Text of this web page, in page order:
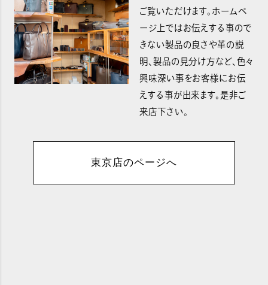
ご覧いただけます。ホームペ
ージ上ではお伝えする事ので
きない製品の良さや革の説
明、製品の見分け方など、色々
興味深い事をお客様にお伝
えする事が出来ます。是非ご
来店下さい。
東京店のページへ